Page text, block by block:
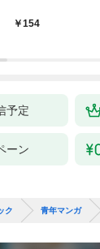
154
予定
ーン
ク 青年マンガ